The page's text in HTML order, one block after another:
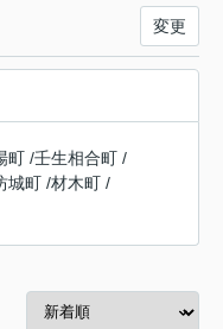
変更
町 /壬生相合町 /
城町 /材木町 /